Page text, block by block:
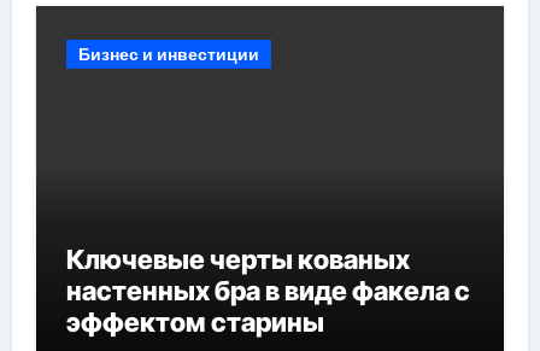
Бизнес и инвестиции
Ключевые черты кованых
настенных бра в виде факела с
эффектом старины